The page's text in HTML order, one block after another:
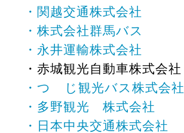
・関越交通株式会社
・株式会社群馬バス
・永井運輸株式会社
・赤城観光自動車株式会社
・つゝじ観光バス株式会社
・多野観光 株式会社
・日本中央交通株式会社